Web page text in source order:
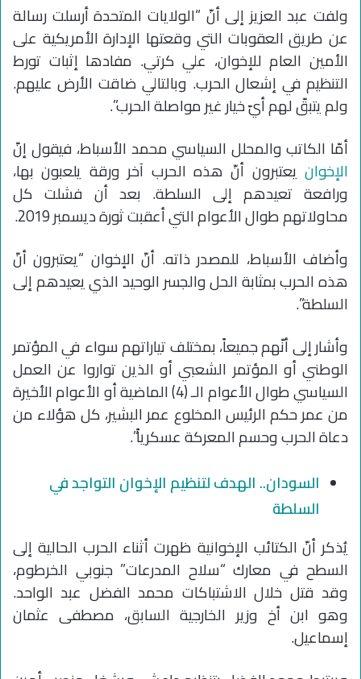
ولفت عبد العزيز إلى أنّ “الولايات المتحدة أرسلت رسالة
عن طريق العقوبات التي وقعتها الإدارة الأمريكية على
الأمين العام للإخوان، علي كرتي. مفادها إثبات تورط
التنظيم في إشعال الحرب. وبالتالي ضاقت الأرض عليهم.
ولم يتبقّ لهم أيّ خيار غير مواصلة الحرب”.
أمّا الكاتب والمحلل السياسي محمد الأسباط، فيقول إنّ
الإخوان يعتبرون أنّ هذه الحرب آخر ورقة يلعبون بها،
ورافعة تعيدهم إلى السلطة. بعد أن فشلت كل
محاولاتهم طوال الأعوام التي أعقبت ثورة ديسمبر 2019.
وأضاف الأسباط، للمصدر ذاته. أنّ الإخوان “يعتبرون أنّ
هذه الحرب بمثابة الحل والجسر الوحيد الذي يعيدهم إلى
السلطة”.
وأشار إلى أنّهم جميعاً، بمختلف تياراتهم سواء في المؤتمر
الوطني أو المؤتمر الشعبي أو الذين تواروا عن العمل
السياسي طوال الأعوام الـ (4) الماضية أو الأعوام الأخيرة
من عمر حكم الرئيس المخلوع عمر البشير، كل هؤلاء من
دعاة الحرب وحسم المعركة عسكرياً”.
السودان.. الهدف لتنظيم الإخوان التواجد في
السلطة
يُذكر أنّ الكتائب الإخوانية ظهرت أثناء الحرب الحالية إلى
السطح في معارك “سلاح المدرعات” جنوبي الخرطوم،
وقد قتل خلال الاشتباكات محمد الفضل عبد الواحد.
وهو ابن أخ وزير الخارجية السابق، مصطفى عثمان
إسماعيل.